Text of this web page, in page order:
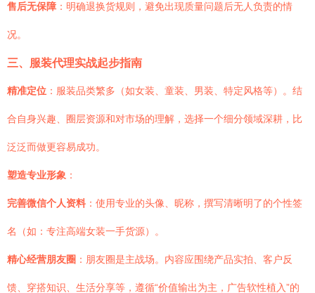
售后无保障 ：明确退换货规则，避免出现质量问题后无人负责的情
况。
三、服装代理实战起步指南
精准定位 ：服装品类繁多（如女装、童装、男装、特定风格等）。结
合自身兴趣、圈层资源和对市场的理解，选择一个细分领域深耕，比
泛泛而做更容易成功。
塑造专业形象 ：
完善微信个人资料 ：使用专业的头像、昵称，撰写清晰明了的个性签
名（如：专注高端女装一手货源）。
精心经营朋友圈 ：朋友圈是主战场。内容应围绕产品实拍、客户反
馈、穿搭知识、生活分享等，遵循“价值输出为主，广告软性植入”的